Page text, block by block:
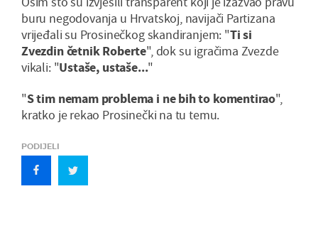
buru negodovanja u Hrvatskoj, navijači Partizana
vrijeđali su Prosinečkog skandiranjem: "Ti si
Zvezdin četnik Roberte", dok su igračima Zvezde
vikali: "Ustaše, ustaše..."
"S tim nemam problema i ne bih to komentirao",
kratko je rekao Prosinečki na tu temu.
PODIJELI